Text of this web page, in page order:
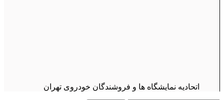
اتحادیه نمایشگاه ها و فروشندگان خودروی تهران